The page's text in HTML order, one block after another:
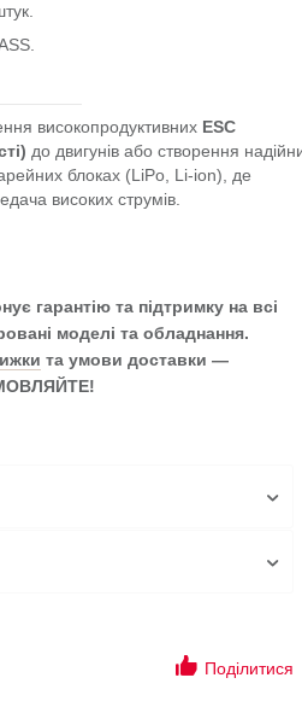
високопродуктивних ESC
до двигунів або створення
блоках (LiPo, Li-ion), де
високих струмів.
гарантію та підтримку на всі
моделі та обладнання.
та умови доставки —
Поділитися